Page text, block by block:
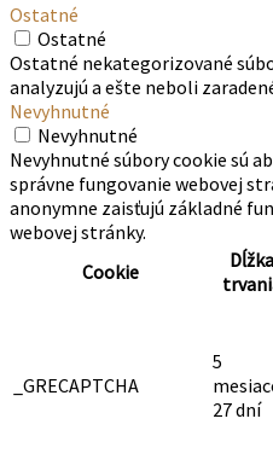
Ostatné
Ostatné
Ostatné nekategorizované
analyzujú a ešte neboli
Nevyhnutné
Nevyhnutné
Nevyhnutné súbory cookie sú
správne fungovanie webovej
anonymne zaisťujú základné
webovej stránky.
Cookie
Dĺžka
_GRECAPTCHA
5
27 dní